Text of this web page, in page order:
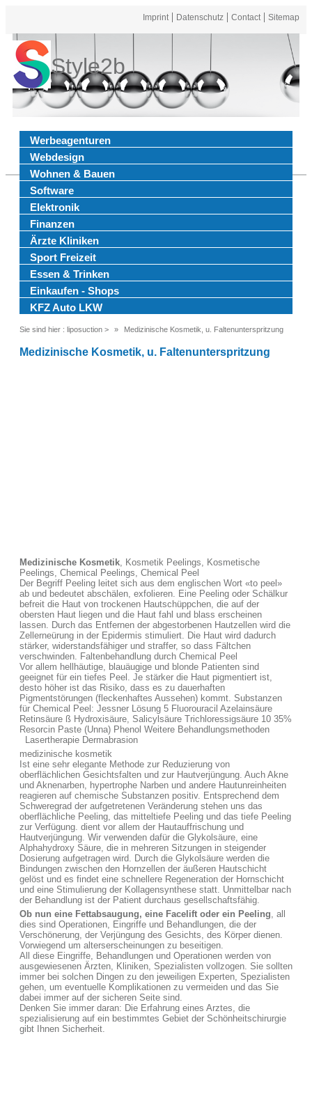
Imprint Datenschutz Contact Sitemap
Style2b
Werbeagenturen
Webdesign
Wohnen & Bauen
Software
Elektronik
Finanzen
Ärzte Kliniken
Sport Freizeit
Essen & Trinken
Einkaufen - Shops
KFZ Auto LKW
Sie sind hier : liposuction > Medizinische Kosmetik, u. Faltenunterspritzung
Medizinische Kosmetik, u. Faltenunterspritzung
Medizinische Kosmetik, Kosmetik Peelings, Kosmetische
Peelings, Chemical Peelings, Chemical Peel
Der Begriff Peeling leitet sich aus dem englischen Wort «to peel»
ab und bedeutet abschälen, exfolieren. Eine Peeling oder Schälkur
befreit die Haut von trockenen Hautschüppchen, die auf der
obersten Haut liegen und die Haut fahl und blass erscheinen
lassen. Durch das Entfernen der abgestorbenen Hautzellen wird die
Zellerneürung in der Epidermis stimuliert. Die Haut wird dadurch
stärker, widerstandsfähiger und straffer, so dass Fältchen
verschwinden. Faltenbehandlung durch Chemical Peel
Vor allem hellhäutige, blauäugige und blonde Patienten sind
geeignet für ein tiefes Peel. Je stärker die Haut pigmentiert ist,
desto höher ist das Risiko, dass es zu dauerhaften
Pigmentstörungen (fleckenhaftes Aussehen) kommt. Substanzen
für Chemical Peel: Jessner Lösung 5 Fluorouracil Azelainsäure
Retinsäure ß Hydroxisäure, Salicylsäure Trichloressigsäure 10 35%
Resorcin Paste (Unna) Phenol Weitere Behandlungsmethoden
Lasertherapie Dermabrasion
medizinische kosmetik
Ist eine sehr elegante Methode zur Reduzierung von
oberflächlichen Gesichtsfalten und zur Hautverjüngung. Auch Akne
und Aknenarben, hypertrophe Narben und andere Hautunreinheiten
reagieren auf chemische Substanzen positiv. Entsprechend dem
Schweregrad der aufgetretenen Veränderung stehen uns das
oberflächliche Peeling, das mitteltiefe Peeling und das tiefe Peeling
zur Verfügung. dient vor allem der Hautauffrischung und
Hautverjüngung. Wir verwenden dafür die Glykolsäure, eine
Alphahydroxy Säure, die in mehreren Sitzungen in steigender
Dosierung aufgetragen wird. Durch die Glykolsäure werden die
Bindungen zwischen den Hornzellen der äußeren Hautschicht
gelöst und es findet eine schnellere Regeneration der Hornschicht
und eine Stimulierung der Kollagensynthese statt. Unmittelbar nach
der Behandlung ist der Patient durchaus gesellschaftsfähig.
Ob nun eine Fettabsaugung, eine Facelift oder ein Peeling, all
dies sind Operationen, Eingriffe und Behandlungen, die der
Verschönerung, der Verjüngung des Gesichts, des Körper dienen.
Vorwiegend um alterserscheinungen zu beseitigen.
All diese Eingriffe, Behandlungen und Operationen werden von
ausgewiesenen Ärzten, Kliniken, Spezialisten vollzogen. Sie sollten
immer bei solchen Dingen zu den jeweiligen Experten, Spezialisten
gehen, um eventuelle Komplikationen zu vermeiden und das Sie
dabei immer auf der sicheren Seite sind.
Denken Sie immer daran: Die Erfahrung eines Arztes, die
spezialisierung auf ein bestimmtes Gebiet der Schönheitschirurgie
gibt Ihnen Sicherheit.